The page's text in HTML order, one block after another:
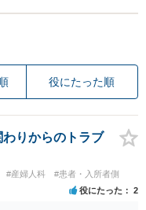
役にたった順
りからのトラブ
#産婦人科 #患者・入所者側
役にたった 2